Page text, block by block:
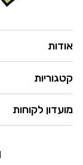
אודות
קטגוריות
מועדון לקוחות